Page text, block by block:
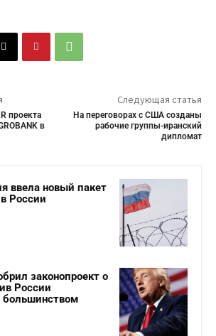
проекта
в
Следующая статья
На переговорах с США созданы
рабочие группы-иранский
дипломат
ввела новый пакет
России
законопроект о
России